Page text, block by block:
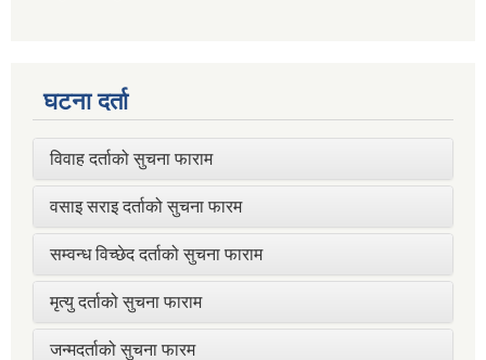
घटना दर्ता
विवाह दर्ताको सुचना फाराम
वसाइ सराइ दर्ताको सुचना फारम
सम्वन्ध विच्छेद दर्ताको सुचना फाराम
मृत्यु दर्ताको सुचना फाराम
जन्मदर्ताको सुचना फारम